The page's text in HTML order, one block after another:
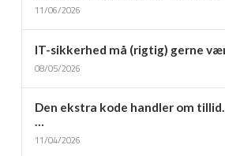
11/06/2026
IT-sikkerhed må (rigtig) gerne
08/05/2026
Den ekstra kode handler om
…
11/04/2026